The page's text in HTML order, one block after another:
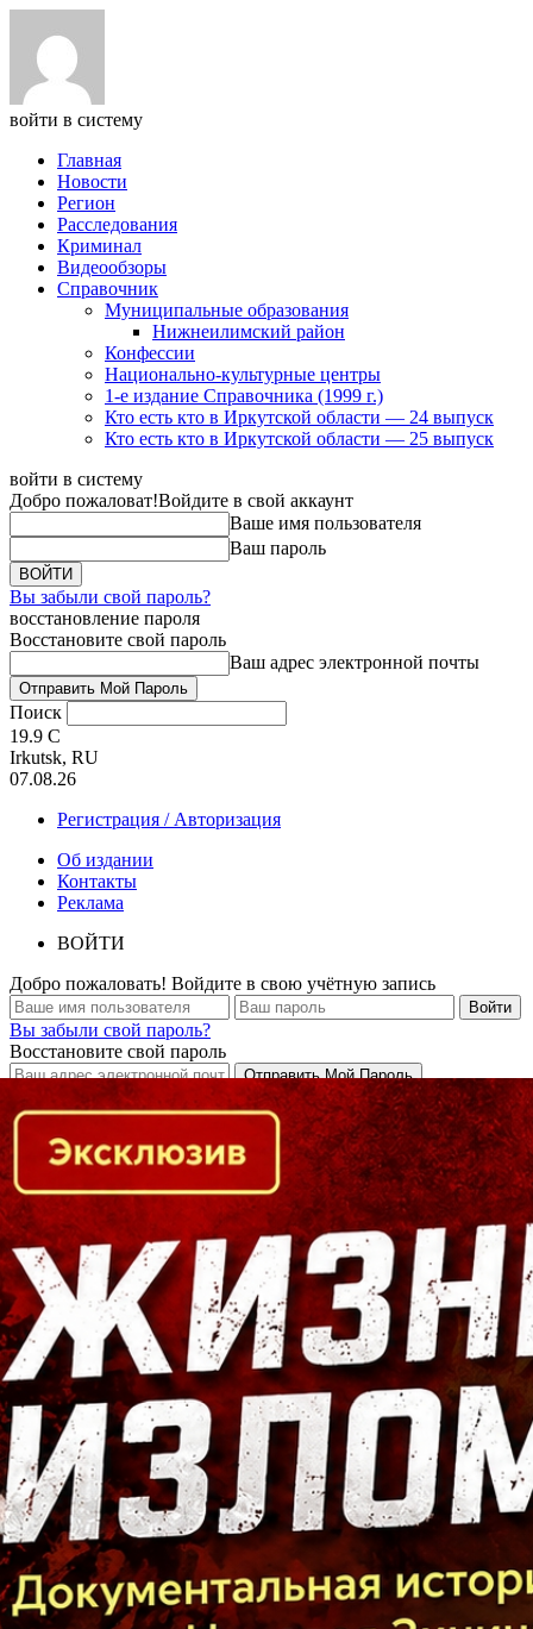
войти в систему
Главная
Новости
Регион
Расследования
Криминал
Видеообзоры
Справочник
Муниципальные образования
Нижнеилимский район
Конфессии
Национально-культурные центры
1-е издание Справочника (1999 г.)
Кто есть кто в Иркутской области — 24 выпуск
Кто есть кто в Иркутской области — 25 выпуск
войти в систему
Добро пожаловат!Войдите в свой аккаунт
Ваше имя пользователя
Ваш пароль
Вы забыли свой пароль?
восстановление пароля
Восстановите свой пароль
Ваш адрес электронной почты
Поиск
19.9 C
Irkutsk, RU
07.08.26
Регистрация / Авторизация
Об издании
Контакты
Реклама
ВОЙТИ
Добро пожаловать! Войдите в свою учётную запись
Вы забыли свой пароль?
Восстановите свой пароль
Кто есть кто в Байкальском регионе